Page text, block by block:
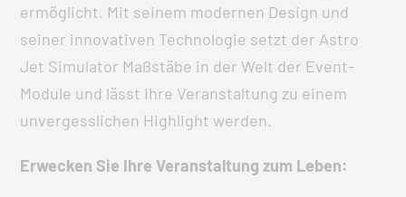
ermöglicht. Mit seinem modernen Design und
seiner innovativen Technologie setzt der Astro
Jet Simulator Maßstäbe in der Welt der Event-
Module und lässt Ihre Veranstaltung zu einem
unvergesslichen Highlight werden.
Erwecken Sie Ihre Veranstaltung zum Leben: